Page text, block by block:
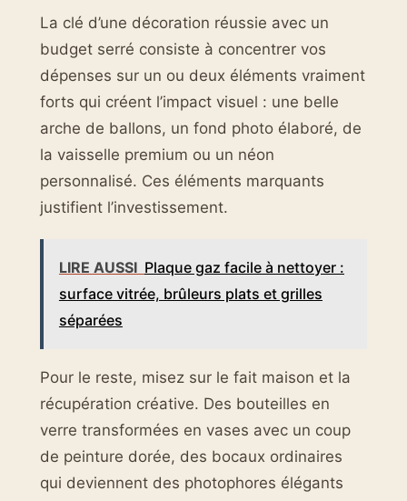
La clé d’une décoration réussie avec un
budget serré consiste à concentrer vos
dépenses sur un ou deux éléments vraiment
forts qui créent l’impact visuel : une belle
arche de ballons, un fond photo élaboré, de
la vaisselle premium ou un néon
personnalisé. Ces éléments marquants
justifient l’investissement.
LIRE AUSSI Plaque gaz facile à nettoyer :
surface vitrée, brûleurs plats et grilles
séparées
Pour le reste, misez sur le fait maison et la
récupération créative. Des bouteilles en
verre transformées en vases avec un coup
de peinture dorée, des bocaux ordinaires
qui deviennent des photophores élégants